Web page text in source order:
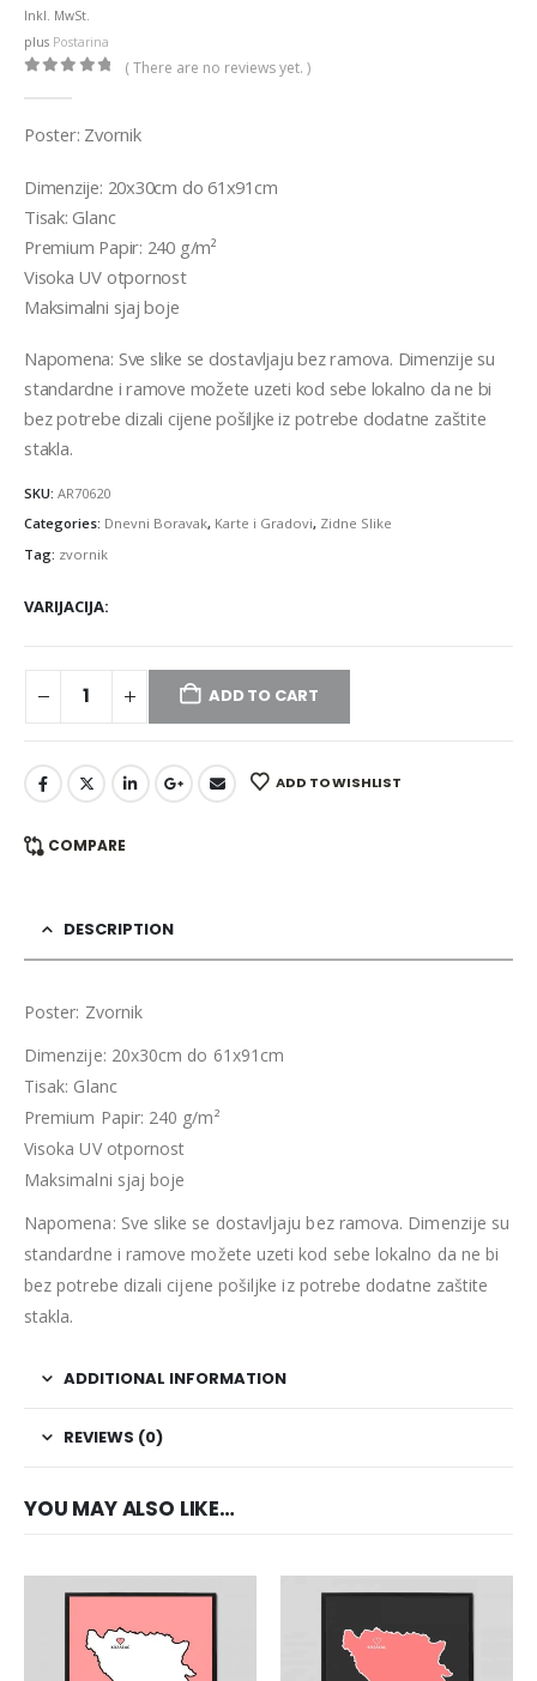
€36,00
Inkl. MwSt.
plus Postarina
( There are no reviews yet. )
Poster: Zvornik
Dimenzije: 20x30cm do 61x91cm
Tisak: Glanc
Premium Papir: 240 g/m²
Visoka UV otpornost
Maksimalni sjaj boje
Napomena: Sve slike se dostavljaju bez ramova. Dimenzije su
standardne i ramove možete uzeti kod sebe lokalno da ne bi
bez potrebe dizali cijene pošiljke iz potrebe dodatne zaštite
stakla.
SKU: AR70620
Categories: Dnevni Boravak, Karte i Gradovi, Zidne Slike
Tag: zvornik
VARIJACIJA
ADD TO CART
ADD TO WISHLIST
COMPARE
DESCRIPTION
Poster: Zvornik
Dimenzije: 20x30cm do 61x91cm
Tisak: Glanc
Premium Papir: 240 g/m²
Visoka UV otpornost
Maksimalni sjaj boje
Napomena: Sve slike se dostavljaju bez ramova. Dimenzije su
standardne i ramove možete uzeti kod sebe lokalno da ne bi
bez potrebe dizali cijene pošiljke iz potrebe dodatne zaštite
stakla.
ADDITIONAL INFORMATION
REVIEWS (0)
YOU MAY ALSO LIKE…